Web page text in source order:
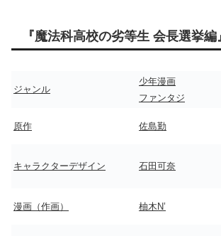
『魔法科高校の劣等生 会長選挙編
ジャンル
少年漫画
ファンタジ
原作 佐島勤
キャラクターデザイン 石田可奈
漫画（作画） 柚木N’